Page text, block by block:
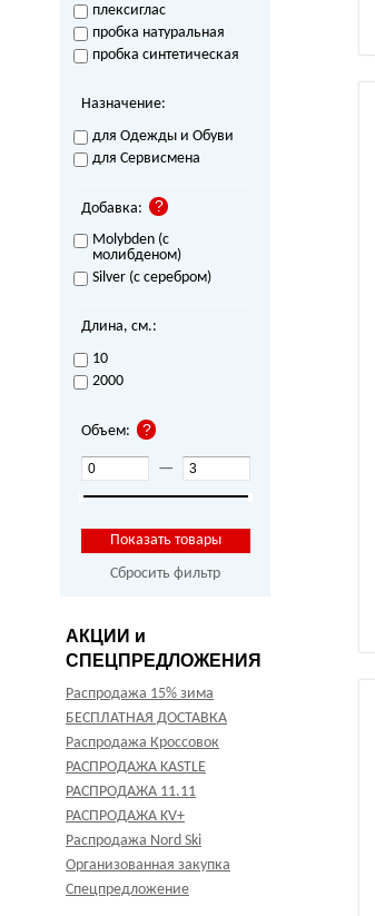
плексиглас
пробка натуральная
пробка синтетическая
Назначение:
для Одежды и Обуви
для Сервисмена
Добавка:
Molybden (с
молибденом)
Silver (с серебром)
Длина, см.:
10
2000
Объем:
—
Сбросить фильтр
АКЦИИ и
СПЕЦПРЕДЛОЖЕНИЯ
Распродажа 15% зима
БЕСПЛАТНАЯ ДОСТАВКА
Распродажа Кроссовок
РАСПРОДАЖА KASTLE
РАСПРОДАЖА 11.11
РАСПРОДАЖА KV+
Распродажа Nord Ski
Организованная закупка
Спецпредложение